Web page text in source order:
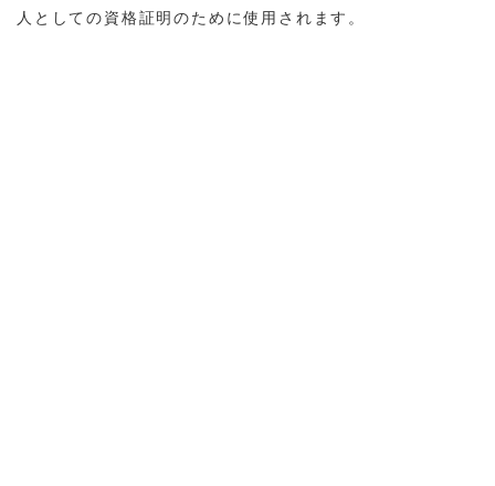
人としての資格証明のために使用されます。